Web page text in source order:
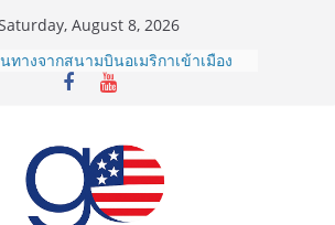
August 8, 2026
ทางจากสนามบินอเมริกาเข้าเมือง
LAX, JFK, SFO ไปยังไงดี?
ะเทศต้องรู้
การ์ดอเมริกา 2026: ใช้ยี่ห้อไหนดี
ด? เปรียบเทียบครบจบในบทความ